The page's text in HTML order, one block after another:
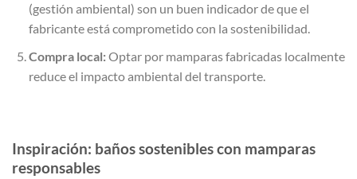
(gestión ambiental) son un buen indicador de que el
fabricante está comprometido con la sostenibilidad.
Compra local:Optar por mamparas fabricadas localmente
reduce el impacto ambiental del transporte.
Inspiración: baños sostenibles con mamparas
responsables